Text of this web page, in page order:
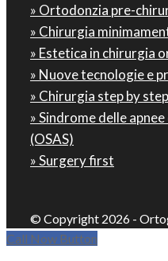
» Ortodonzia pre-
» Chirurgia
» Estetica in chirurgia
» Nuove tecnologie e
» Chirurgia step by step
» Sindrome delle
(OSAS)
» Surgery first
© Copyright 2026 -
Call Now Button